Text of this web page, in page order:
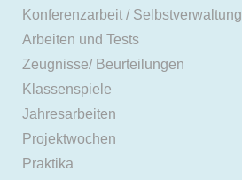
Konferenzarbeit / Selbstverwaltung
Arbeiten und Tests
Zeugnisse/ Beurteilungen
Klassenspiele
Jahresarbeiten
Projektwochen
Praktika